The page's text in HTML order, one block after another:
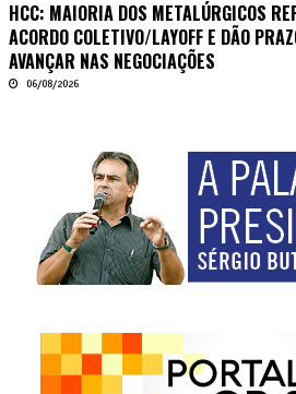
HCC: MAIORIA DOS METALÚRGICOS
ACORDO COLETIVO/LAYOFF E DÃO
AVANÇAR NAS NEGOCIAÇÕES
06/08/2026